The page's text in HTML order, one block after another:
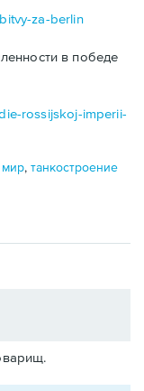
za-berlin
в победе
rossijskoj-imperii-
,танкостроение